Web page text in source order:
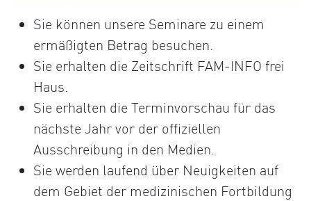
Sie können unsere Seminare zu einem
ermäßigten Betrag besuchen.
Sie erhalten die Zeitschrift FAM-INFO frei
Haus.
Sie erhalten die Terminvorschau für das
nächste Jahr vor der offiziellen
Ausschreibung in den Medien.
Sie werden laufend über Neuigkeiten auf
dem Gebiet der medizinischen Fortbildung